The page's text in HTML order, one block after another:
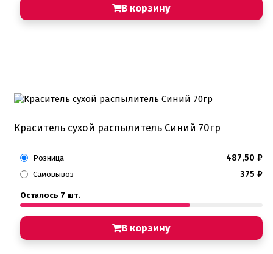
Хиты продаж от кондитеров
Цветная глазурь
Найти
В корзину
Краситель сухой распылитель Синий 70гр
Розница 487,50 ₽
Самовывоз 375 ₽
Осталось 7 шт.
В корзину